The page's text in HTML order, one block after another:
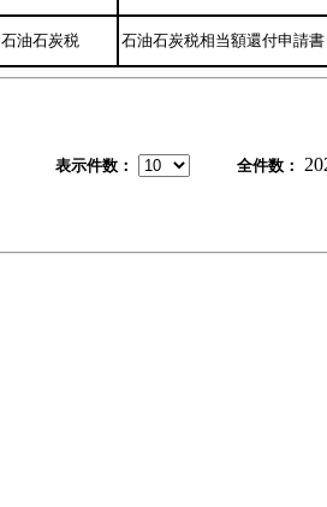
石油石炭税 石油石炭税相当額還付申請
表示件数： 全件数：